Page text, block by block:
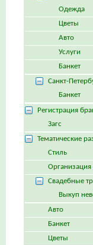
Одежда
Цветы
Авто
Услуги
Банкет
Санкт-
Банкет
Регистрация
Загс
Тематические
Стиль
Организация
Свадебные
Выкуп
Авто
Банкет
Цветы